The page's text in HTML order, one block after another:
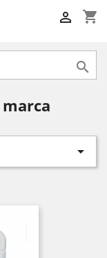
shopping_cart


